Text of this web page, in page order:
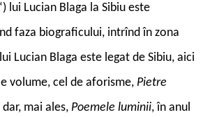
lui Lucian Blaga la Sibiu este
faza biograficului, intrînd în zona
Lucian Blaga este legat de Sibiu, aici
volume, cel de aforisme, Pietre
dar, mai ales, Poemele luminii, în anul